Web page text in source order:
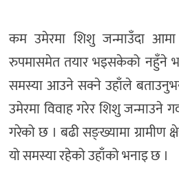
कम उमेरमा शिशु जन्माउँदा आमा
रुपमासमेत तयार भइसकेको नहुँने
समस्या आउने सक्ने उहाँले
उमेरमा विवाह गरेर शिशु जन्माउने
गरेको छ । बढी सङ्ख्यामा ग्रामीण
यो समस्या रहेको उहाँको भनाइ छ ।